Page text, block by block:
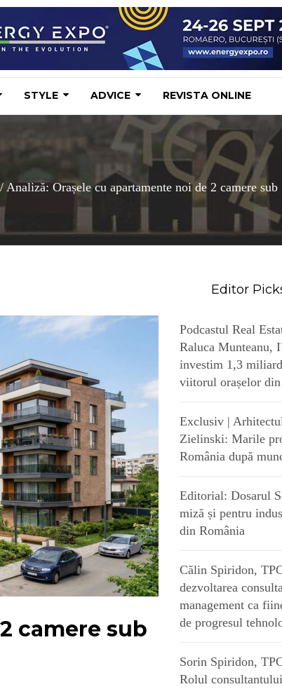
STYLE ADVICE REVISTA ONLINE
/ Analiză: Orașele cu apartamente noi de 2 camere sub
camere sub
Editor
Podcastul Real
Raluca Munteanu,
investim 1,3
viitorul orașelor
Exclusiv |
Zielinski: Marile
România după
Editorial: Dosarul
miză și pentru
din România
Călin Spiridon,
dezvoltarea
management ca
de progresul
Sorin Spiridon,
Rolul